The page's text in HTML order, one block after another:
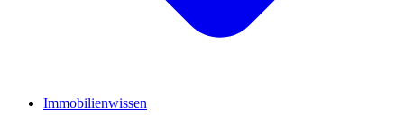
Immobilienwissen